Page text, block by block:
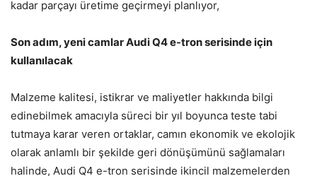
kadar parçayı üretime geçirmeyi planlıyor,
Son adım, yeni camlar Audi Q4 e-tron serisinde için
kullanılacak
Malzeme kalitesi, istikrar ve maliyetler hakkında bilgi
edinebilmek amacıyla süreci bir yıl boyunca teste tabi
tutmaya karar veren ortaklar, camın ekonomik ve ekolojik
olarak anlamlı bir şekilde geri dönüşümünü sağlamaları
halinde, Audi Q4 e-tron serisinde ikincil malzemelerden